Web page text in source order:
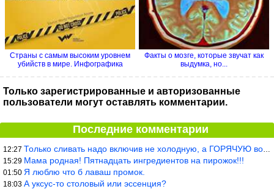
Страны с самым высоким уровнем
убийств в мире. Инфографика
Факты о мозге, которые звучат как
выдумка, но...
Только зарегистрированные и авторизованные
пользователи могут оставлять комментарии.
Последние комментарии
12:27 Только сливать надо включив не холодную, а ГОРЯЧУЮ воду. Трубы в
15:29 Мама родная! Пятнадцать ингредиентов на пирожок!!!
01:50 Я люблю что б лаваш промок.
18:03 А уксус-то столовый или эссенция?